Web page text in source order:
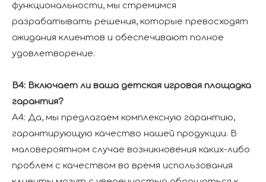
функциональности, мы стремимся
разрабатывать решения, которые превосходят
ожидания клиентов и обеспечивают полное
удовлетворение.
В4: Включает ли ваша детская игровая площадка
гарантия?
A4: Да, мы предлагаем комплексную гарантию,
гарантирующую качество нашей продукции. В
маловероятном случае возникновения каких-либо
проблем с качеством во время использования